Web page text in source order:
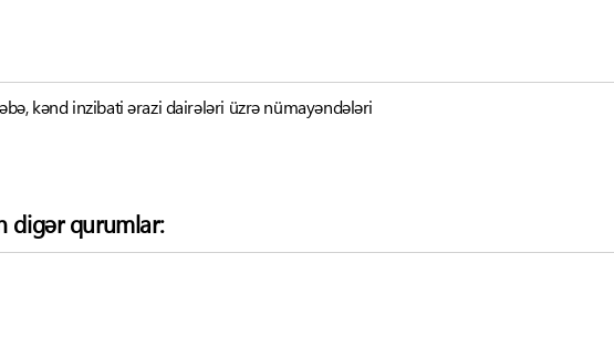
kənd inzibati ərazi dairələri üzrə nümayəndələri
digər qurumlar: